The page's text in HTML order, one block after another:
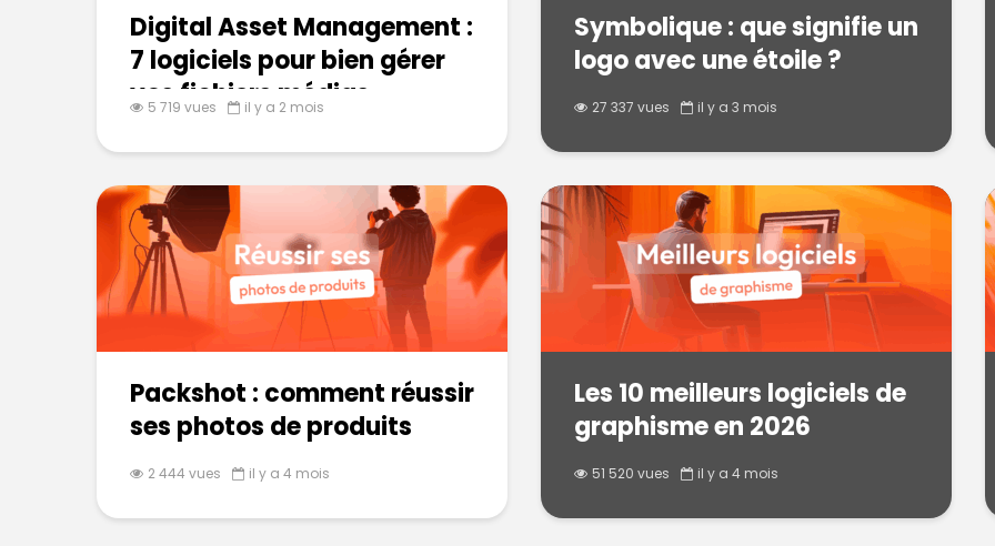
Digital Asset Management :
7 logiciels pour bien gérer
vos fichiers médias
5 719 vues il y a 2 mois
Symbolique : que signifie un
logo avec une étoile ?
27 337 vues il y a 3 mois
Packshot : comment réussir
ses photos de produits
2 444 vues il y a 4 mois
Les 10 meilleurs logiciels de
graphisme en 2026
51 520 vues il y a 4 mois